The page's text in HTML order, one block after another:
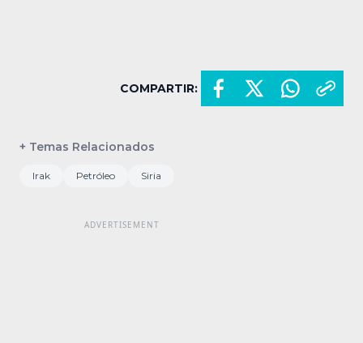
COMPARTIR:
+ Temas Relacionados
Irak Petróleo Siria